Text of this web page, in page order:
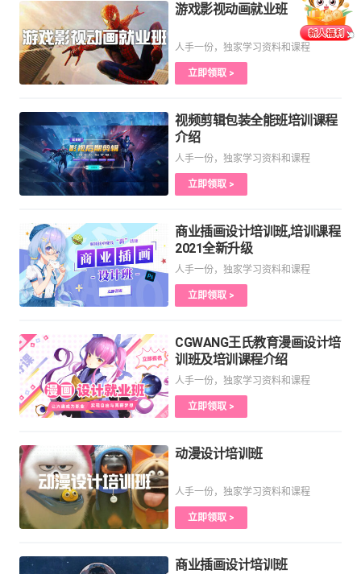
游戏影视动画就业班
人手一份，独家学习资料和课程
立即领取 >
视频剪辑包装全能班培训课程
介绍
人手一份，独家学习资料和课程
立即领取 >
商业插画设计培训班,培训课程
2021全新升级
人手一份，独家学习资料和课程
立即领取 >
CGWANG王氏教育漫画设计培
训班及培训课程介绍
人手一份，独家学习资料和课程
立即领取 >
动漫设计培训班
人手一份，独家学习资料和课程
立即领取 >
商业插画设计培训班